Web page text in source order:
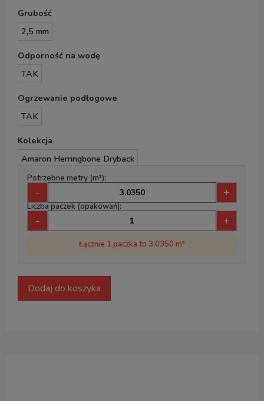
Grubość
2,5 mm
Odporność na wodę
TAK
Ogrzewanie podłogowe
TAK
Kolekcja
Amaron Herringbone Dryback
Potrzebne metry (m²):
- +
Liczba paczek (opakowań):
- +
Łącznie 1 paczka to 3.0350 m²
Dodaj do koszyka